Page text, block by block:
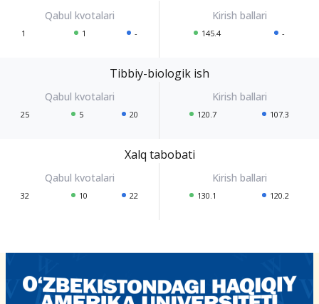
1 1 - 145.4 -
Tibbiy-biologik ish
25 5 20 120.7 107.3
Xalq tabobati
32 10 22 130.1 120.2